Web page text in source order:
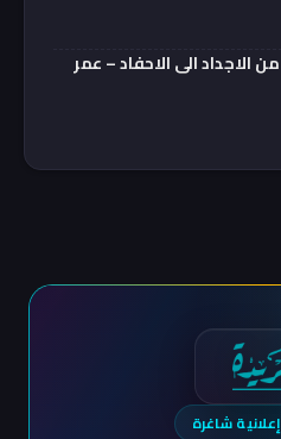
الاجداد الى الاحفاد – عمر
شاغرة